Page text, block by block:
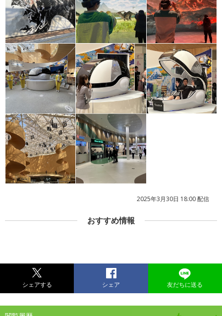
2025年3月30日 18:00 配信
おすすめ情報
シェアする シェア 友だちに送る